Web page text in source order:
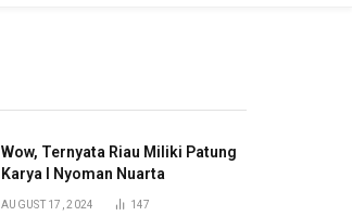
Wow, Ternyata Riau Miliki Patung
Karya I Nyoman Nuarta
AUGUST 17, 2024 147